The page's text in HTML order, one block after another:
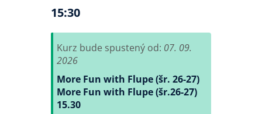
15:30
Kurz bude spustený od: 07. 09.
2026
More Fun with Flupe (šr. 26-27)
More Fun with Flupe (šr.26-27)
15.30